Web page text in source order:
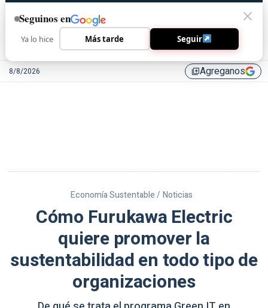
8/8/2026 library_addAgreganos
Economía Sustentable / Noticias
Cómo Furukawa Electric
quiere promover la
sustentabilidad en todo tipo de
organizaciones
Seguinos en
Ya lo hice Más tarde Seguir